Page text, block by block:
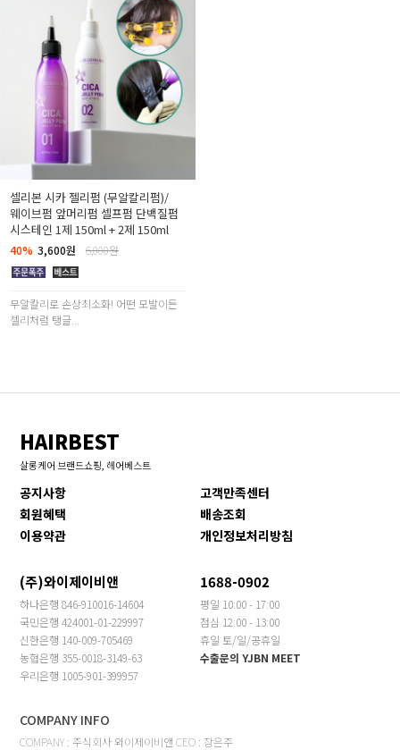
셀리본 시카 젤리펌 (무알칼리펌)/
웨이브펌 앞머리펌 셀프펌 단백질펌
시스테인 1제 150ml + 2제 150ml
40% 3,600원 6,000원
무알칼리로 손상최소화! 어떤 모발이든
젤리처럼 탱글...
HAIRBEST
살롱케어 브랜드쇼핑, 헤어베스트
공지사항
고객만족센터
회원혜택
배송조회
이용약관
개인정보처리방침
(주)와이제이비앤 1688-0902
하나은행 846-910016-14604
국민은행 424001-01-229997
신한은행 140-009-705469
농협은행 355-0018-3149-63
우리은행 1005-901-399957
평일 10:00 - 17:00
점심 12:00 - 13:00
휴일 토/일/공휴일
수출문의 YJBN MEET
COMPANY INFO
COMPANY : 주식회사 와이제이비앤 CEO : 장은주